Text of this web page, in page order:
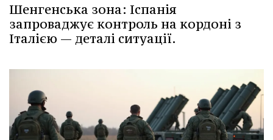
Шенгенська зона: Іспанія
запроваджує контроль на кордоні з
Італією — деталі ситуації.